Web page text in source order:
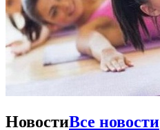
НовостиВсе новости